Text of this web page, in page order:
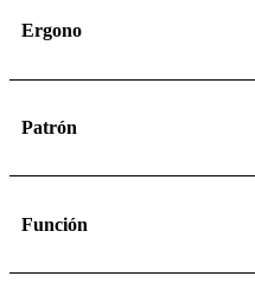
Ergono
Patrón
Función